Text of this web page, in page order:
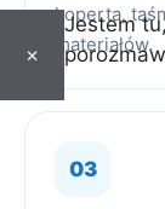
koperta,
materiałów.
×
Jestem